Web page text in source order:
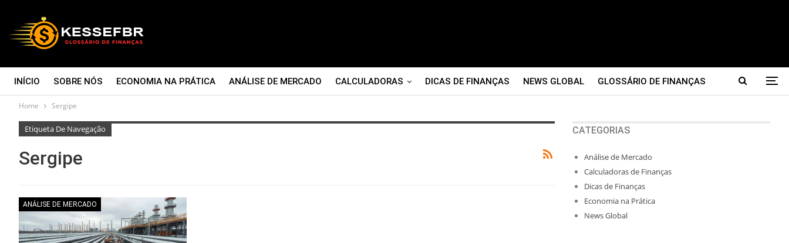
INÍCIO SOBRE NÓS ECONOMIA NA PRÁTICA ANÁLISE DE MERCADO CALCULADORAS DICAS DE FINANÇAS NEWS GLOBAL GLOSSÁRIO DE FINANÇAS
CONTATO
Home Sergipe
Etiqueta De Navegação
Sergipe
ANÁLISE DE MERCADO
CATEGORIAS
Análise de Mercado
Calculadoras de Finanças
Dicas de Finanças
Economia na Prática
News Global